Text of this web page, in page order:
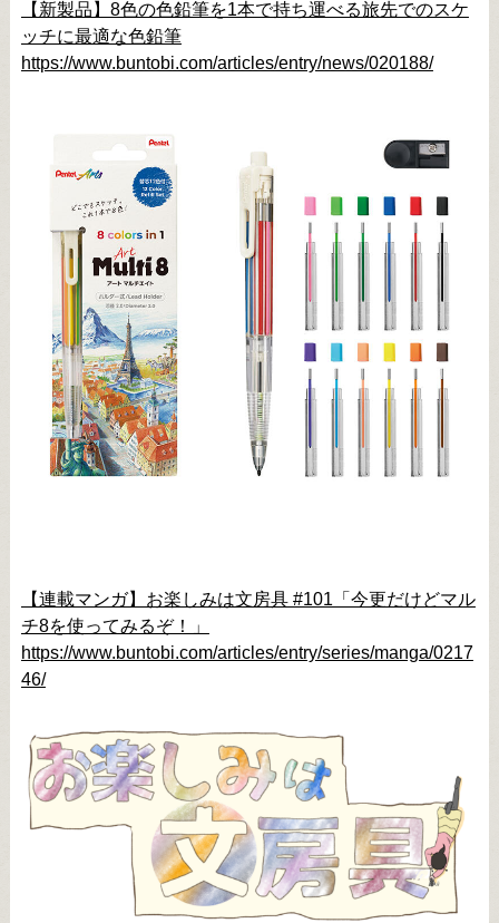
【新製品】8色の色鉛筆を1本で持ち運べる旅先でのスケ
ッチに最適な色鉛筆
https://www.buntobi.com/articles/entry/news/020188/
【連載マンガ】お楽しみは文房具 #101「今更だけどマル
チ8を使ってみるぞ！」
https://www.buntobi.com/articles/entry/series/manga/0217
46/